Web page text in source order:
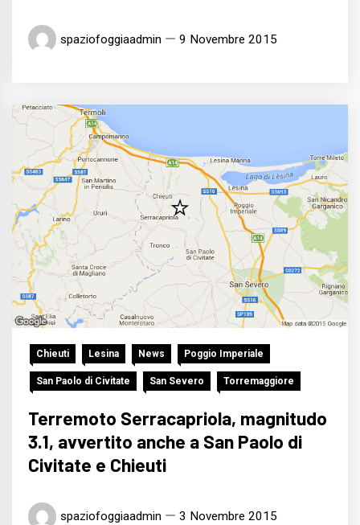
spaziofoggiaadmin 9 Novembre 2015
Chieuti Lesina News Poggio Imperiale
San Paolo di Civitate San Severo Torremaggiore
Terremoto Serracapriola, magnitudo
3.1, avvertito anche a San Paolo di
Civitate e Chieuti
spaziofoggiaadmin 3 Novembre 2015